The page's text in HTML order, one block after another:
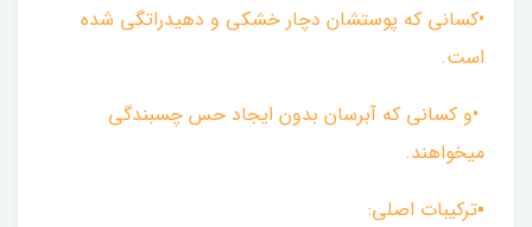
•کسانی که پوستشان دچار خشکی و دهیدراتگی شده
است.
•و کسانی که آبرسان بدون ایجاد حس چسبندگی
میخواهند.
▪︎ترکیبات اصلی: